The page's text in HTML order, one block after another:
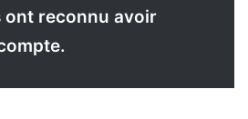
reconnu avoir